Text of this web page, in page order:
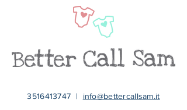
3516413747 | info@bettercallsam.it